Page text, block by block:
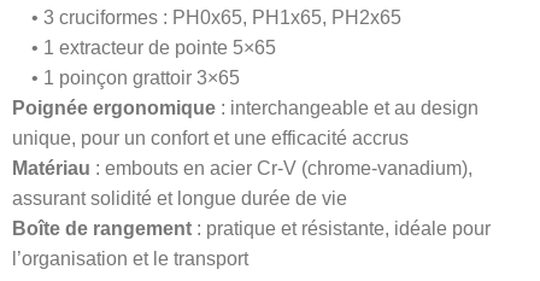
• 3 cruciformes : PH0x65, PH1x65, PH2x65
• 1 extracteur de pointe 5×65
• 1 poinçon grattoir 3×65
Poignée ergonomique : interchangeable et au design
unique, pour un confort et une efficacité accrus
Matériau : embouts en acier Cr-V (chrome-vanadium),
assurant solidité et longue durée de vie
Boîte de rangement : pratique et résistante, idéale pour
l’organisation et le transport